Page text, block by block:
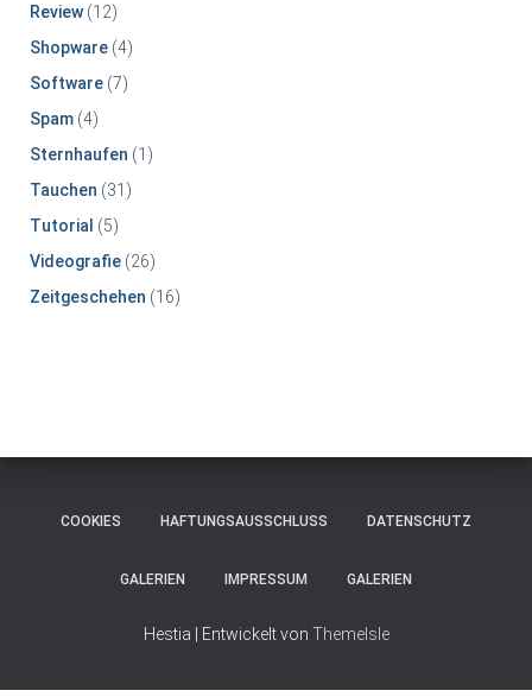
Review (12)
Shopware (4)
Software (7)
Spam (4)
Sternhaufen (1)
Tauchen (31)
Tutorial (5)
Videografie (26)
Zeitgeschehen (16)
COOKIES HAFTUNGSAUSSCHLUSS DATENSCHUTZ
GALERIEN IMPRESSUM GALERIEN
Hestia | Entwickelt von ThemeIsle